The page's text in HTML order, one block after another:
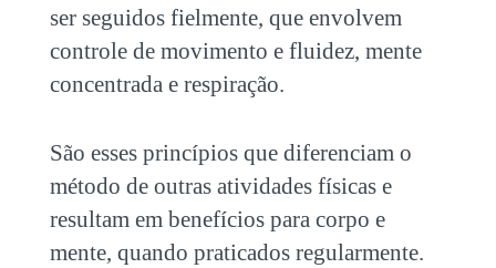
ser seguidos fielmente, que envolvem
controle de movimento e fluidez, mente
concentrada e respiração.
São esses princípios que diferenciam o
método de outras atividades físicas e
resultam em benefícios para corpo e
mente, quando praticados regularmente.